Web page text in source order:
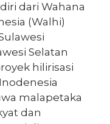
dari Wahana
(Walhi)
Selatan
hilirisasi
malapetaka
dan